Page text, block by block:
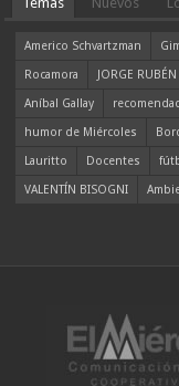
Americo Schvartzman
Rocamora
JORGE
Aníbal Gallay
humor de Miércoles
Lauritto
Docentes
VALENTÍN BISOGNI